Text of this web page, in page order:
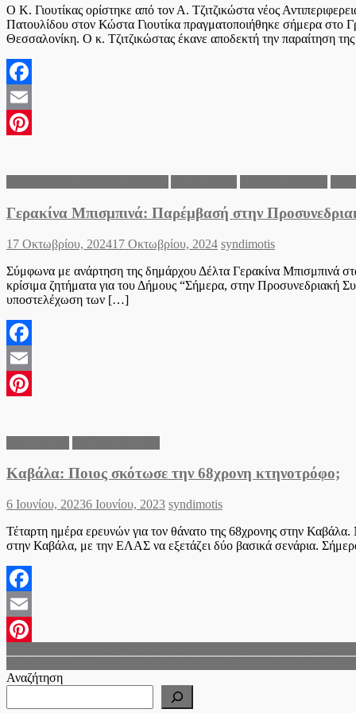
Ο Κ. Γιουτίκας ορίστηκε από τον Α. Τζιτζικώστα νέος
Πατουλίδου στον Κώστα Γιουτίκα πραγματοποιήθηκε σήμερα στο
Θεσσαλονίκη. Ο κ. Τζιτζικώστας έκανε αποδεκτή την παραίτηση
Facebook
Email
Γερακίνα Μπισμπινά: Παρέμβασή στην
Posted
17 Οκτωβρίου, 202417 Οκτωβρίου, 2024 Author
syndimotis
Σύμφωνα με ανάρτηση της δημάρχου Δέλτα Γερακίνα Μπισμπινά
κρίσιμα ζητήματα για του Δήμους “Σήμερα, στην Προσυνεδριακή
υποστελέχωση των […]
Facebook
Email
Καβάλα: Ποιος σκότωσε την 68χρονη κτηνοτρόφο;
Posted
6 Ιουνίου, 20236 Ιουνίου, 2023 Author
syndimotis
Τέταρτη ημέρα ερευνών για τον θάνατο της 68χρονης στην
στην Καβάλα, με την ΕΛΑΣ να εξετάζει δύο βασικά σενάρια.
Facebook
Email
Pinterest
Πλοήγηση
άρθρων
Αναζήτηση